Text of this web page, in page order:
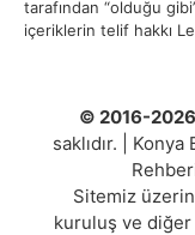
tarafından “olduğu
içeriklerin telif hakkı
© 2016-
saklıdır. |
Sitemiz
kuruluş ve diğer